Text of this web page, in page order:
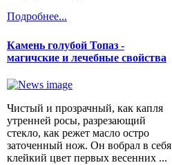
Подробнее...
Камень голубой Топаз -
магичские и лечебные свойства
Чистый и прозрачный, как капля
утренней росы, разрезающий
стекло, как режет масло остро
заточенный нож. Он вобрал в себя
клейкий цвет первых весенних ...